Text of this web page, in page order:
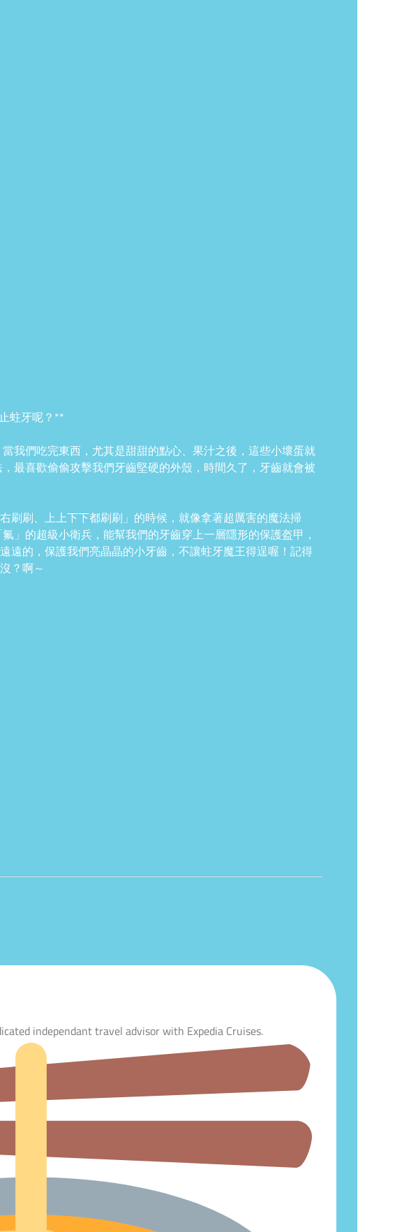
蛀牙呢？**
我們吃完東西，尤其是甜甜的點心、果汁之後，這些小壞蛋就
最喜歡偷偷攻擊我們牙齒堅硬的外殼，時間久了，牙齒就會被
刷刷、上上下下都刷刷」的時候，就像拿著超厲害的魔法掃
」的超級小衛兵，能幫我們的牙齒穿上一層隱形的保護盔甲，
遠的，保護我們亮晶晶的小牙齒，不讓蛀牙魔王得逞喔！記得
？啊～
independant travel advisor with Expedia Cruises.